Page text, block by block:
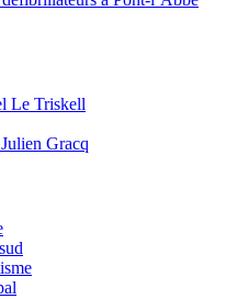
Le Triskell
Gracq